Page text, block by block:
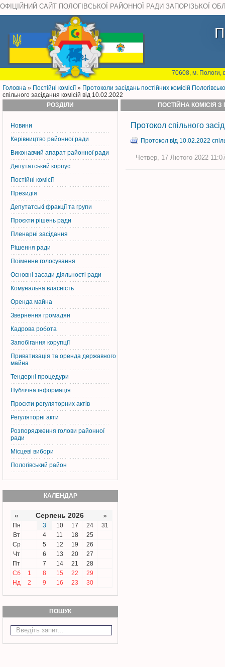
ОФІЦІЙНИЙ САЙТ ПОЛОГІВСЬКОЇ РАЙОННОЇ РАДИ ЗАПОРІЗЬКОЇ
70608, м. Пологи,
Головна » Постiйнi комiсiї» Протоколи засідань постійних комісій
спільного засідання комісій від 10.02.2022
РОЗДІЛИ
Новини
Керiвництво районної ради
Виконавчий апарат районної ради
Депутатський корпус
Постiйнi комiсiї
Президія
Депутатські фракції та групи
Проєкти рішень ради
Пленарні засідання
Рішення ради
Поіменне голосування
Основні засади діяльності ради
Комунальна власність
Оренда майна
Звернення громадян
Кадрова робота
Запобігання корупції
Приватизація та оренда державного
майна
Тендерні процедури
Публічна інформація
Проєкти регуляторних актів
Регуляторні акти
Розпорядження голови районної
ради
Місцеві вибори
Пологівський район
КАЛЕНДАР
« Серпень 2026 »
Пн 3 10 17 24
31
Вт
4 11 18
25
Ср
5 12 19
26
Чт
6 13 20
27
Пт
7 14 21
28
Сб
1 8 15 22
29
Нд
2 9 16 23 30
ПОШУК
ПОСТІЙНА КОМІСІЯ
Протокол спільного
Протокол від 10.02.2022
Четвер, 17 Лютого 2022